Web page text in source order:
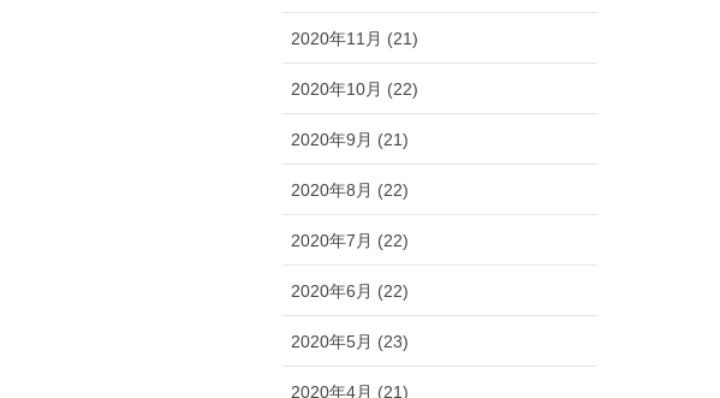
2020年11月 (21)
2020年10月 (22)
2020年9月 (21)
2020年8月 (22)
2020年7月 (22)
2020年6月 (22)
2020年5月 (23)
2020年4月 (21)